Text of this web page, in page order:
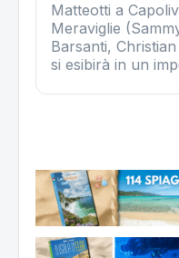
Matteotti a
Meraviglie
Barsanti,
si esibirà in un